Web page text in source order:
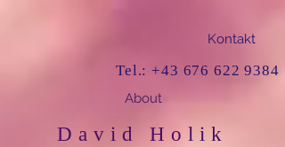
Tel.:+43 676 622 9384
Kontakt
About
David Holik